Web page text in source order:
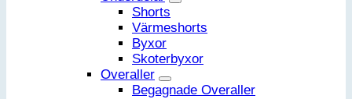
Shorts
Värmeshorts
Byxor
Skoterbyxor
Overaller
Begagnade Overaller